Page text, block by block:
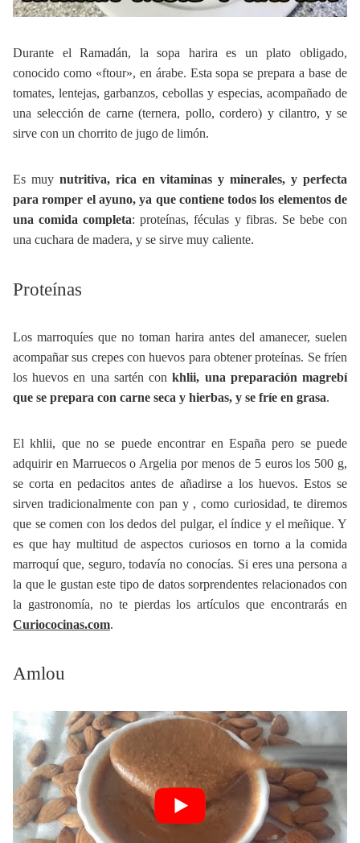
Durante el Ramadán, la sopa harira es un plato obligado,
conocido como «ftour», en árabe. Esta sopa se prepara a base de
tomates, lentejas, garbanzos, cebollas y especias, acompañado de
una selección de carne (ternera, pollo, cordero) y cilantro, y se
sirve con un chorrito de jugo de limón.
Es muy nutritiva, rica en vitaminas y minerales, y perfecta
para romper el ayuno, ya que contiene todos los elementos de
una comida completa: proteínas, féculas y fibras. Se bebe con
una cuchara de madera, y se sirve muy caliente.
Proteínas
Los marroquíes que no toman harira antes del amanecer, suelen
acompañar sus crepes con huevos para obtener proteínas. Se fríen
los huevos en una sartén conkhlii, una preparación magrebí
que se prepara con carne seca y hierbas, y se fríe en grasa.
El khlii, que no se puede encontrar en España pero se puede
adquirir en Marruecos o Argelia por menos de 5 euros los 500 g,
se corta en pedacitos antes de añadirse a los huevos. Estos se
sirven tradicionalmente con pan y , como curiosidad, te diremos
que se comen con los dedos del pulgar, el índice y el meñique. Y
es que hay multitud de aspectos curiosos en torno a la comida
marroquí que, seguro, todavía no conocías. Si eres una persona a
la que le gustan este tipo de datos sorprendentes relacionados con
la gastronomía, no te pierdas los artículos que encontrarás en
Curiococinas.com.
Amlou